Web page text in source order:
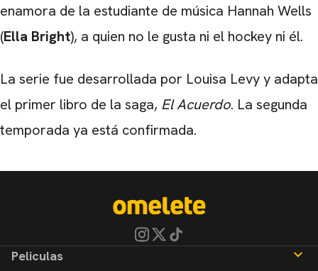
enamora de la estudiante de música Hannah Wells
(Ella Bright), a quien no le gusta ni el hockey ni él.
La serie fue desarrollada por Louisa Levyy adapta
el primer libro de la saga, El Acuerdo. La segunda
temporada ya está confirmada.
Peliculas